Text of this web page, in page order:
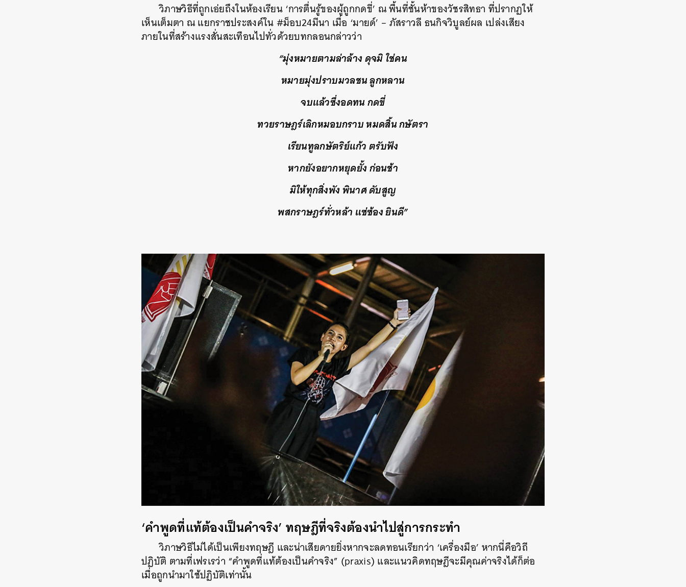
วิภาษวิธีที่ถูกเอ่ยถึงในห้องเรียน ‘การตื่นรู้ของผู้ถูกกดขี่’ ณ พื้นที่ชั้นห้าของวัชรสิทธา ที่ปรากฏให้
เห็นเต็มตา ณ แยกราชประสงค์ใน #ม็อบ24มีนา เมื่อ ‘มายด์’ – ภัสราวลี ธนกิจวิบูลย์ผล เปล่งเสียง
ภายในที่สร้างแรงสั่นสะเทือนไปทั่วด้วยบทกลอนกล่าวว่า
“มุ่งหมายตามล่าล้าง ดุจมิ ใช่คน
หมายมุ่งปราบมวลชน ลูกหลาน
จบแล้วซึ่งอดทน กดขี่
ทวยราษฎร์เลิกหมอบกราบ หมดสิ้น กษัตรา
เรียนทูลกษัตริย์แก้ว ตรับฟัง
หากยังอยากหยุดยั้ง ก่อนช้า
มิให้ทุกสิ่งพัง พินาศ ดับสูญ
พสกราษฎร์ทั่วหล้า แซ่ซ้อง ยินดี”
‘คำพูดที่แท้ต้องเป็นคำจริง’ ทฤษฎีที่จริงต้องนำไปสู่การกระทำ
วิภาษวิธีไม่ได้เป็นเพียงทฤษฎี และน่าเสียดายยิ่งหากจะลดทอนเรียกว่า ‘เครื่องมือ’ หากนี่คือวิถี
ปฏิบัติ ตามที่เฟรเรว่า “คำพูดที่แท้ต้องเป็นคำจริง” (praxis) และแนวคิดทฤษฎีจะมีคุณค่าจริงได้ก็ต่อ
เมื่อถูกนำมาใช้ปฏิบัติเท่านั้น